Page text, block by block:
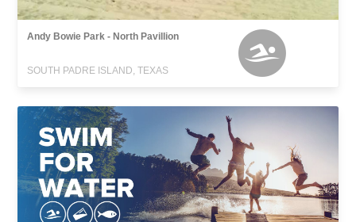
Andy Bowie Park - North Pavillion
SOUTH PADRE ISLAND, TEXAS